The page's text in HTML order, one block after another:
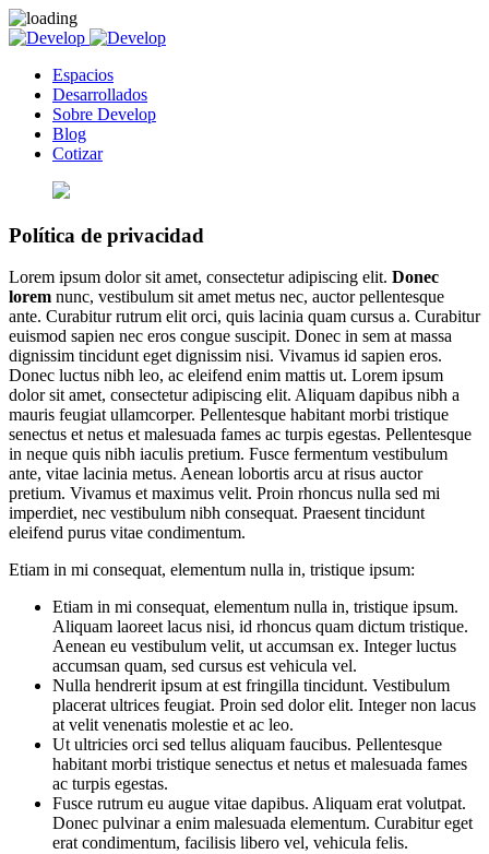
Espacios
Desarrollados
Sobre Develop
Blog
Cotizar
Política de privacidad
Lorem ipsum dolor sit amet, consectetur adipiscing elit. Donec
lorem nunc, vestibulum sit amet metus nec, auctor pellentesque
ante. Curabitur rutrum elit orci, quis lacinia quam cursus a. Curabitur
euismod sapien nec eros congue suscipit. Donec in sem at massa
dignissim tincidunt eget dignissim nisi. Vivamus id sapien eros.
Donec luctus nibh leo, ac eleifend enim mattis ut. Lorem ipsum
dolor sit amet, consectetur adipiscing elit. Aliquam dapibus nibh a
mauris feugiat ullamcorper. Pellentesque habitant morbi tristique
senectus et netus et malesuada fames ac turpis egestas. Pellentesque
in neque quis nibh iaculis pretium. Fusce fermentum vestibulum
ante, vitae lacinia metus. Aenean lobortis arcu at risus auctor
pretium. Vivamus et maximus velit. Proin rhoncus nulla sed mi
imperdiet, nec vestibulum nibh consequat. Praesent tincidunt
eleifend purus vitae condimentum.
Etiam in mi consequat, elementum nulla in, tristique ipsum:
Etiam in mi consequat, elementum nulla in, tristique ipsum.
Aliquam laoreet lacus nisi, id rhoncus quam dictum tristique.
Aenean eu vestibulum velit, ut accumsan ex. Integer luctus
accumsan quam, sed cursus est vehicula vel.
Nulla hendrerit ipsum at est fringilla tincidunt. Vestibulum
placerat ultrices feugiat. Proin sed dolor elit. Integer non lacus
at velit venenatis molestie et ac leo.
Ut ultricies orci sed tellus aliquam faucibus. Pellentesque
habitant morbi tristique senectus et netus et malesuada fames
ac turpis egestas.
Fusce rutrum eu augue vitae dapibus. Aliquam erat volutpat.
Donec pulvinar a enim malesuada elementum. Curabitur eget
erat condimentum, facilisis libero vel, vehicula felis.